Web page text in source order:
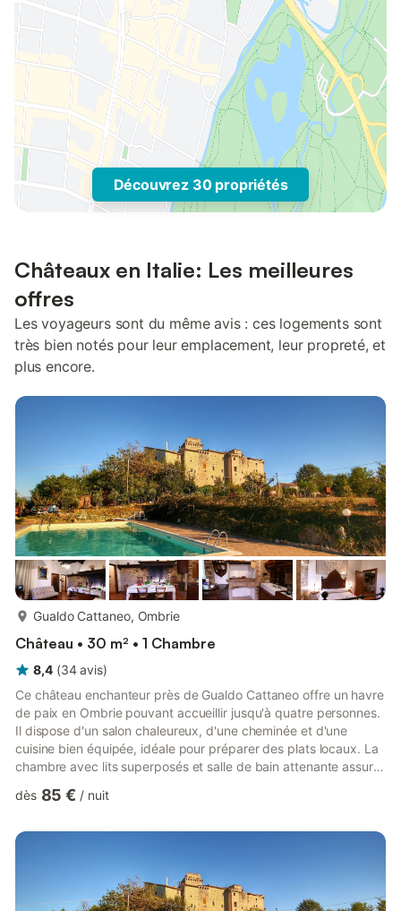
Découvrez 30 propriétés
Châteaux en Italie: Les meilleures
offres
Les voyageurs sont du même avis : ces logements sont
très bien notés pour leur emplacement, leur propreté, et
plus encore.
Gualdo Cattaneo, Ombrie
Château • 30 m² • 1 Chambre
8,4 (34 avis)
Ce château enchanteur près de Gualdo Cattaneo offre un havre
de paix en Ombrie pouvant accueillir jusqu'à quatre personnes.
Il dispose d'un salon chaleureux, d'une cheminée et d'une
cuisine bien équipée, idéale pour préparer des plats locaux. La
chambre avec lits superposés et salle de bain attenante assure
de paix toute l'année. À l'extérieur, profitez d'un jardin commun
septembre), ainsi que d'un accès facile aux sentiers forestiers à
dès 85 € / nuit